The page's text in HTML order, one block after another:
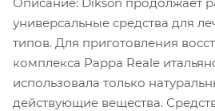
универсальные средства для
типов. Для приготовления
комплекса Рappa Reale
использовала только
действующие вещества.